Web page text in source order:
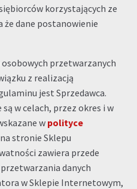
korzystających ze
dane postanowienie
przetwarzanych
z realizacją
jest Sprzedawca.
w celach, przez okres i w
w polityce
stronie Sklepu
zawiera przede
danych
w Sklepie Internetowym,